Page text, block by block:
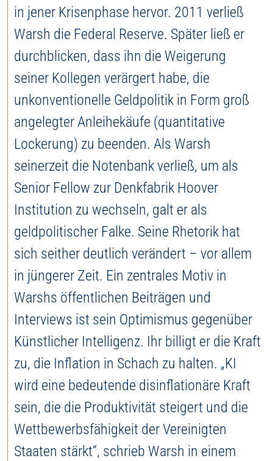
in jener Krisenphase hervor. 2011 verließ
Warsh die Federal Reserve. Später ließ er
durchblicken, dass ihn die Weigerung
seiner Kollegen verärgert habe, die
unkonventionelle Geldpolitik in Form groß
angelegter Anleihekäufe (quantitative
Lockerung) zu beenden. Als Warsh
seinerzeit die Notenbank verließ, um als
Senior Fellow zur Denkfabrik Hoover
Institution zu wechseln, galt er als
geldpolitischer Falke. Seine Rhetorik hat
sich seither deutlich verändert – vor allem
in jüngerer Zeit. Ein zentrales Motiv in
Warshs öffentlichen Beiträgen und
Interviews ist sein Optimismus gegenüber
Künstlicher Intelligenz. Ihr billigt er die Kraft
zu, die Inflation in Schach zu halten. „KI
wird eine bedeutende disinflationäre Kraft
sein, die die Produktivität steigert und die
Wettbewerbsfähigkeit der Vereinigten
Staaten stärkt“, schrieb Warsh in einem